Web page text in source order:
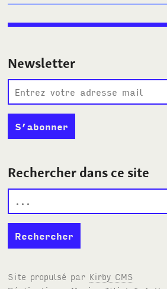
Newsletter
Rechercher dans ce site
Site propulsé par Kirby CMS